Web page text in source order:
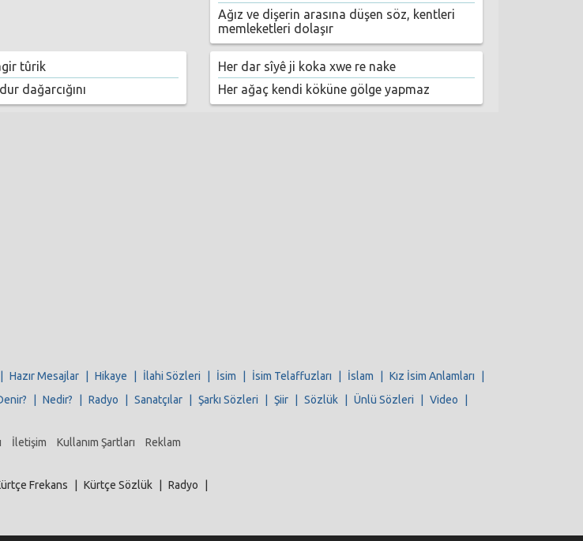
Ağız ve dişerin arasına düşen söz, kentleri
memleketleri dolaşır
tûrik
dağarcığını
Her dar sîyê ji koka xwe re nake
Her ağaç kendi köküne gölge yapmaz
Hazır Mesajlar Hikaye İlahi Sözleri İsim İsim Telaffuzları İslam Kız İsim Anlamları
Nedir? Radyo Sanatçılar Şarkı Sözleri Şiir Sözlük Ünlü Sözleri Video
İletişim Kullanım Şartları Reklam
Frekans Kürtçe Sözlük Radyo